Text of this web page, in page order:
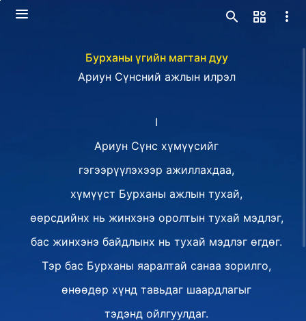
Бурханы үгийн магтан дуу
Ариун Сүнсний ажлын илрэл
I
Ариун Сүнс хүмүүсийг
гэгээрүүлэхээр ажиллахдаа,
хүмүүст Бурханы ажлын тухай,
өөрсдийнх нь жинхэнэ оролтын тухай мэдлэг,
бас жинхэнэ байдлынх нь тухай мэдлэг өгдөг.
Тэр бас Бурханы яаралтай санаа зорилго,
өнөөдөр хүнд тавьдаг шаардлагыг
тэдэнд ойлгуулдаг.